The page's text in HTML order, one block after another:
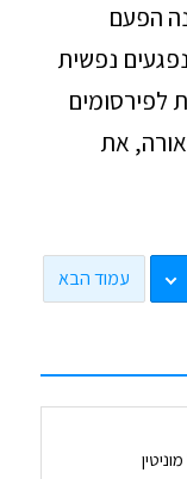
הפעם
נפשית
לפירסומים
את
עמוד הבא